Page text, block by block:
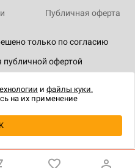
о наличии
только по согласию
публичной офертой
Публичная оферта
и файлы куки.
на их применение